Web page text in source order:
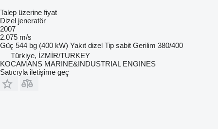
Talep üzerine fiyat
Dizel jeneratör
2007
2.075 m/s
Güç 544 bg (400 kW) Yakıt dizel Tip sabit Gerilim 380/400
Türkiye, İZMİR/TURKEY
KOCAMANS MARINE&INDUSTRIAL ENGINES
Satıcıyla iletişime geç